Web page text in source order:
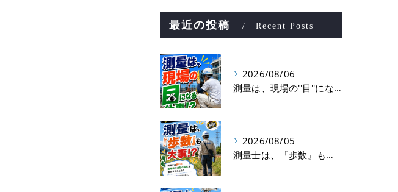
最近の投稿 Recent Posts
2026/08/06
測量は、現場の''目''になる仕事！？
2026/08/05
測量士は、『歩数』も大事！？